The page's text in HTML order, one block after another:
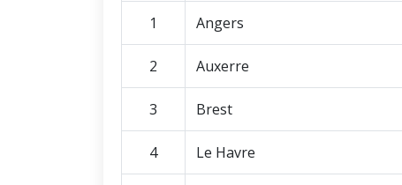
1 Angers
2 Auxerre
3 Brest
4 Le Havre